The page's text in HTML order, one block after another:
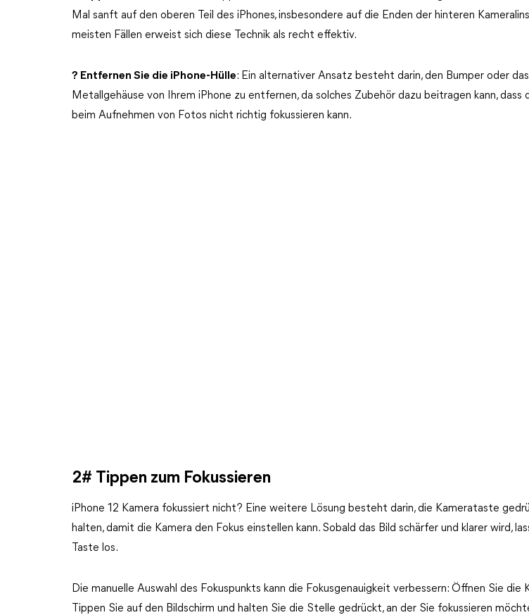
Mal sanft auf den oberen Teil des iPhones, insbesondere auf die Enden der hinteren
meisten Fällen erweist sich diese Technik als recht effektiv.
? Entfernen Sie die iPhone-Hülle: Ein alternativer Ansatz besteht darin, den Bumper oder das
Metallgehäuse von Ihrem iPhone zu entfernen, da solches Zubehör dazu beitragen kann, dass
beim Aufnehmen von Fotos nicht richtig fokussieren kann.
2# Tippen zum Fokussieren
iPhone 12 Kamera fokussiert nicht? Eine weitere Lösung besteht darin, die Kamerataste
halten, damit die Kamera den Fokus einstellen kann. Sobald das Bild schärfer und klarer wird,
Taste los.
Die manuelle Auswahl des Fokuspunkts kann die Fokusgenauigkeit verbessern: Öffnen Sie die
Tippen Sie auf den Bildschirm und halten Sie die Stelle gedrückt, an der Sie fokussieren